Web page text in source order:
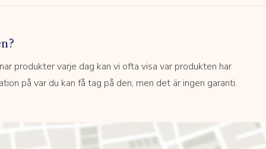
produkter varje dag kan vi ofta visa var produkten har
på var du kan få tag på den, men det är ingen garanti.